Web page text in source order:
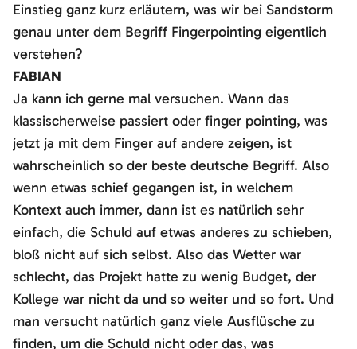
Einstieg ganz kurz erläutern, was wir bei Sandstorm
genau unter dem Begriff Fingerpointing eigentlich
verstehen?
FABIAN
Ja kann ich gerne mal versuchen. Wann das
klassischerweise passiert oder finger pointing, was
jetzt ja mit dem Finger auf andere zeigen, ist
wahrscheinlich so der beste deutsche Begriff. Also
wenn etwas schief gegangen ist, in welchem
Kontext auch immer, dann ist es natürlich sehr
einfach, die Schuld auf etwas anderes zu schieben,
bloß nicht auf sich selbst. Also das Wetter war
schlecht, das Projekt hatte zu wenig Budget, der
Kollege war nicht da und so weiter und so fort. Und
man versucht natürlich ganz viele Ausflüsche zu
finden, um die Schuld nicht oder das, was